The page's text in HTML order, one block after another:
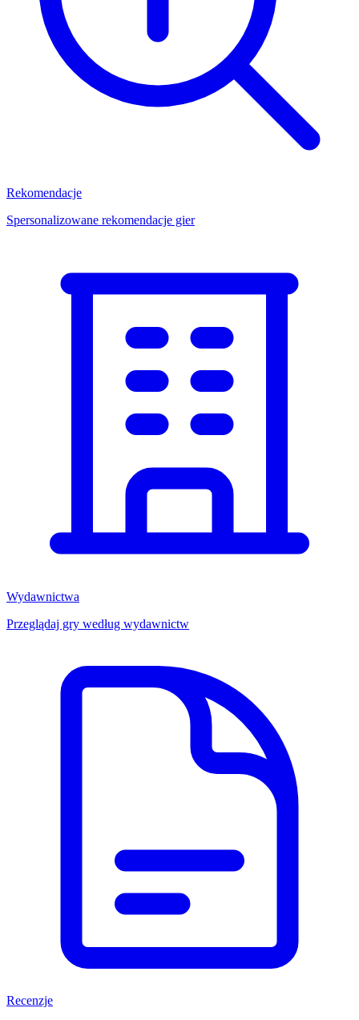
Rekomendacje
Spersonalizowane rekomendacje gier
Wydawnictwa
Przeglądaj gry według wydawnictw
Recenzje